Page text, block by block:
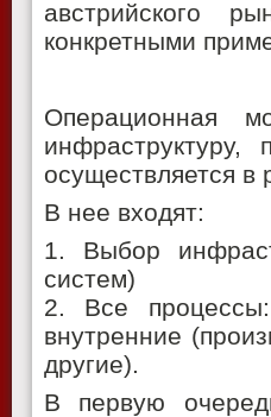
австрийского
конкретными
Операционная
осуществляется в
В нее входят:
1. Выбор
систем)
2. Все
внутренние
другие).
В первую